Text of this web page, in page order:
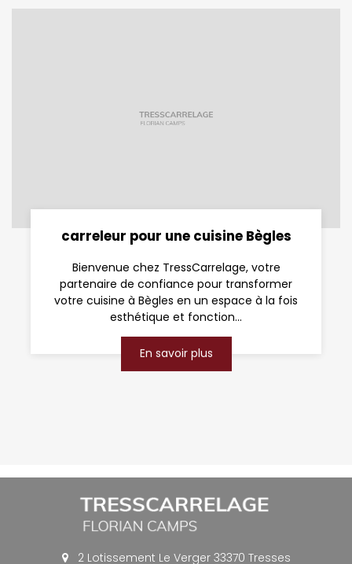
carreleur pour une cuisine Bègles
Bienvenue chez TressCarrelage, votre
partenaire de confiance pour transformer
votre cuisine à Bègles en un espace à la fois
esthétique et fonction...
En savoir plus
2 Lotissement Le Verger 33370 Tresses